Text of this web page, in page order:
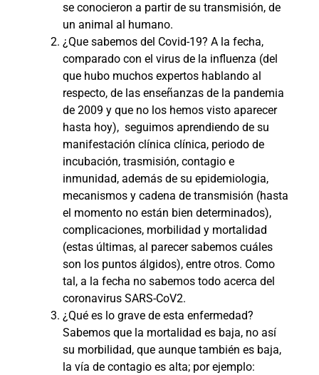
se conocieron a partir de su transmisión, de
un animal al humano.
¿Que sabemos del Covid-19? A la fecha,
comparado con el virus de la influenza (del
que hubo muchos expertos hablando al
respecto, de las enseñanzas de la pandemia
de 2009 y que no los hemos visto aparecer
hasta hoy), seguimos aprendiendo de su
manifestación clínica clínica, periodo de
incubación, trasmisión, contagio e
inmunidad, además de su epidemiologia,
mecanismos y cadena de transmisión (hasta
el momento no están bien determinados),
complicaciones, morbilidad y mortalidad
(estas últimas, al parecer sabemos cuáles
son los puntos álgidos), entre otros. Como
tal, a la fecha no sabemos todo acerca del
coronavirus SARS-CoV2.
¿Qué es lo grave de esta enfermedad?
Sabemos que la mortalidad es baja, no así
su morbilidad, que aunque también es baja,
la vía de contagio es alta; por ejemplo: